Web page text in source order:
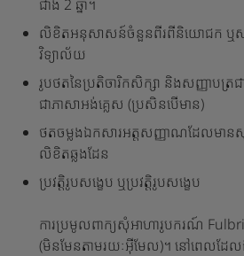
ជាង 2 ឆ្នាំ។
លិខិតអនុសាសន៍ចំនួនពីរពីនិយោជក ឬសា
វិទ្យាល័យ
រូបថតនៃប្រតិចារិកសិក្សា និងសញ្ញាបត្រជ
ជាភាសាអង់គ្លេស (ប្រសិនបើមាន)
ថតចម្លងឯកសារអត្តសញ្ញាណដែលមា
លិខិតឆ្លងដែន
ប្រវត្តិរូបសង្ខេប ឬប្រវត្តិរូបសង្ខេប
ការប្រមូលពាក្យសុំអាហារូបករណ៍
(មិនមែនតាមរយៈអ៊ីមែល)។ នៅពេលដែ